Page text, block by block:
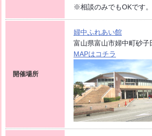
※相談のみでもOKです。
開催場所
婦中ふれあい館
富山県富山市婦中町砂子
MAPはコチラ